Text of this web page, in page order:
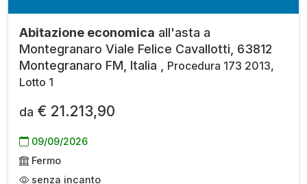
Abitazione economica all'asta a
Montegranaro Viale Felice Cavallotti, 63812
Montegranaro FM, Italia ,
Procedura 173 2013,
Lotto 1
da € 21.213,90
09/09/2026
Fermo
senza incanto